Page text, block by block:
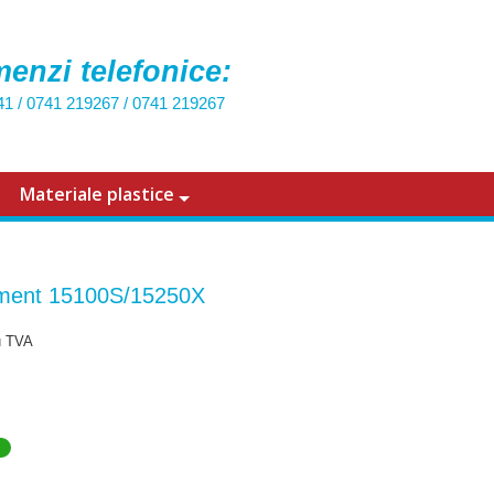
telefonice:
/ 0741 219267/ 0741 219267
Materiale plastice
15100S/15250X
TVA